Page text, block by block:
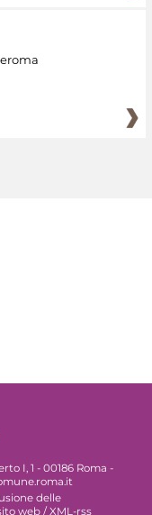
I, 1 - 00186 Roma -
delle
web /XML-rss